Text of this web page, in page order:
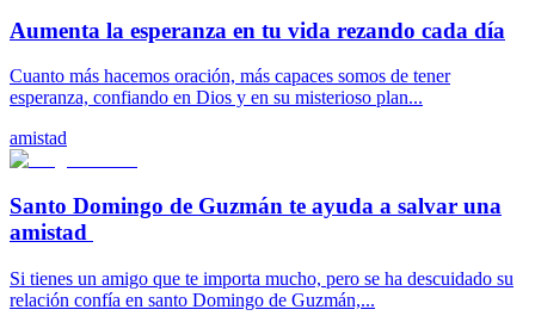
Aumenta la esperanza en tu vida rezando cada día
Cuanto más hacemos oración, más capaces somos de tener
esperanza, confiando en Dios y en su misterioso plan...
amistad
Santo Domingo de Guzmán te ayuda a salvar una
amistad
Si tienes un amigo que te importa mucho, pero se ha descuidado su
relación confía en santo Domingo de Guzmán,...